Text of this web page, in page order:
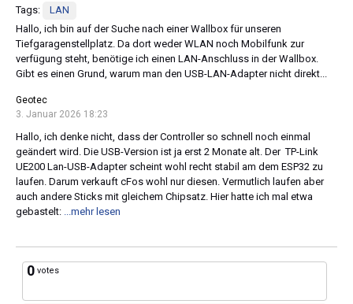
Tags:
LAN
Hallo, ich bin auf der Suche nach einer Wallbox für unseren
Tiefgaragenstellplatz. Da dort weder WLAN noch Mobilfunk zur
verfügung steht, benötige ich einen LAN-Anschluss in der Wallbox.
Gibt es einen Grund, warum man den USB-LAN-Adapter nicht direkt...
Geotec
3. Januar 2026 18:23
Hallo, ich denke nicht, dass der Controller so schnell noch einmal
geändert wird. Die USB-Version ist ja erst 2 Monate alt. Der TP-Link
UE200 Lan-USB-Adapter scheint wohl recht stabil am dem ESP32 zu
laufen. Darum verkauft cFos wohl nur diesen. Vermutlich laufen aber
auch andere Sticks mit gleichem Chipsatz. Hier hatte ich mal etwa
gebastelt: ...mehr lesen
0 votes